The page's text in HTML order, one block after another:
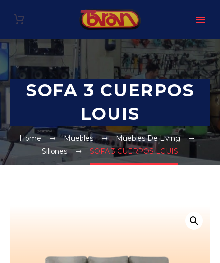
SOFA 3 CUERPOS
LOUIS
Home Muebles
Muebles De Living
Sillones
SOFA 3 CUERPOS LOUIS